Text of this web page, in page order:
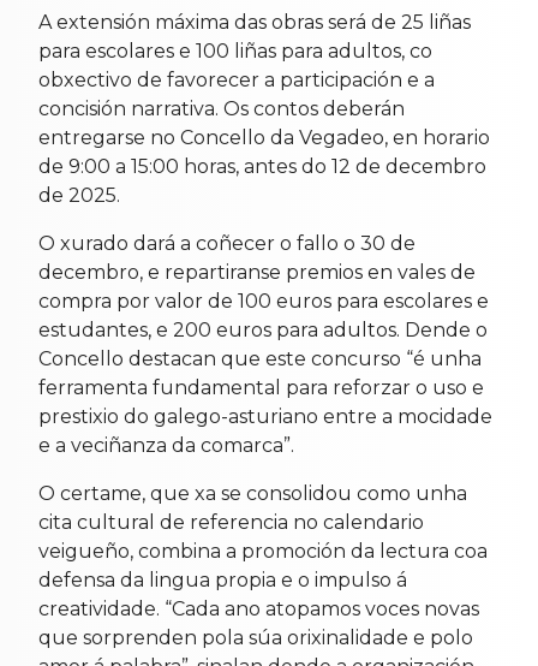
A extensión máxima das obras será de 25 liñas
para escolares e 100 liñas para adultos, co
obxectivo de favorecer a participación e a
concisión narrativa. Os contos deberán
entregarse no Concello da Vegadeo, en horario
de 9:00 a 15:00 horas, antes do 12 de decembro
de 2025.
O xurado dará a coñecer o fallo o 30 de
decembro, e repartiranse premios en vales de
compra por valor de 100 euros para escolares e
estudantes, e 200 euros para adultos. Dende o
Concello destacan que este concurso “é unha
ferramenta fundamental para reforzar o uso e
prestixio do galego-asturiano entre a mocidade
e a veciñanza da comarca”.
O certame, que xa se consolidou como unha
cita cultural de referencia no calendario
veigueño, combina a promoción da lectura coa
defensa da lingua propia e o impulso á
creatividade. “Cada ano atopamos voces novas
que sorprenden pola súa orixinalidade e polo